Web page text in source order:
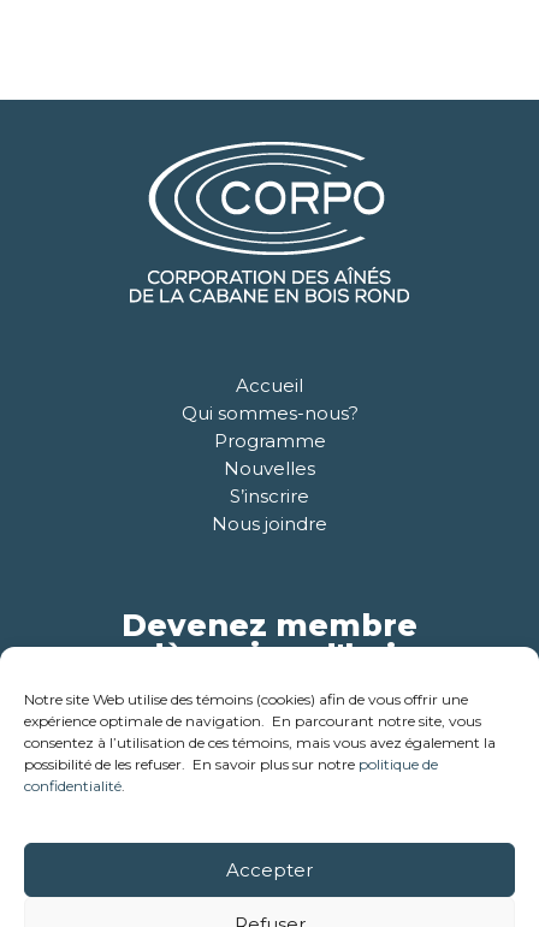
Notre site Web utilise des témoins (cookies) afin de vous offrir une
expérience optimale de navigation. En parcourant notre site, vous
consentez à l’utilisation de ces témoins, mais vous avez également la
possibilité de les refuser. En savoir plus sur notre politique de
confidentialité.
Accepter
Accueil
Qui sommes-nous?
Programme
Nouvelles
S’inscrire
Nous joindre
Devenez membre
dès aujourd'hui
Pour plus d'informations
© 2018-2026 - Corporation des ainés de la cabane en bois
rond . Tous droits réservés